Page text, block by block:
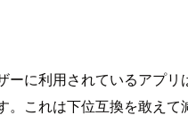
ーに利用されているアプ
これは下位互換を敢えて